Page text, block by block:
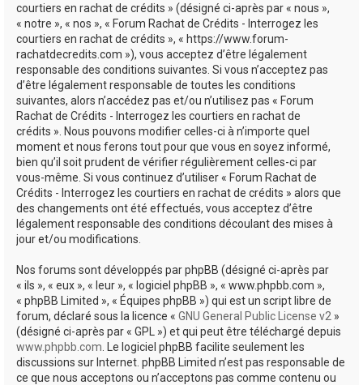
courtiers en rachat de crédits » (désigné ci-après par « nous »,
« notre », « nos », « Forum Rachat de Crédits - Interrogez les
courtiers en rachat de crédits », « https://www.forum-
rachatdecredits.com »), vous acceptez d’être légalement
responsable des conditions suivantes. Si vous n’acceptez pas
d’être légalement responsable de toutes les conditions
suivantes, alors n’accédez pas et/ou n’utilisez pas « Forum
Rachat de Crédits - Interrogez les courtiers en rachat de
crédits ». Nous pouvons modifier celles-ci à n’importe quel
moment et nous ferons tout pour que vous en soyez informé,
bien qu’il soit prudent de vérifier régulièrement celles-ci par
vous-même. Si vous continuez d’utiliser « Forum Rachat de
Crédits - Interrogez les courtiers en rachat de crédits » alors que
des changements ont été effectués, vous acceptez d’être
légalement responsable des conditions découlant des mises à
jour et/ou modifications.
Nos forums sont développés par phpBB (désigné ci-après par
« ils », « eux », « leur », « logiciel phpBB », « www.phpbb.com »,
« phpBB Limited », « Équipes phpBB ») qui est un script libre de
forum, déclaré sous la licence « GNU General Public License v2 »
(désigné ci-après par « GPL ») et qui peut être téléchargé depuis
www.phpbb.com . Le logiciel phpBB facilite seulement les
discussions sur Internet. phpBB Limited n’est pas responsable de
ce que nous acceptons ou n’acceptons pas comme contenu ou